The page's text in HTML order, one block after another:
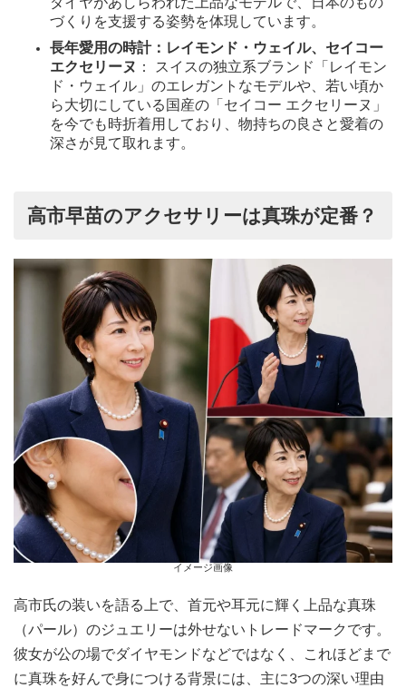
ダイヤがあしらわれた上品なモデルで、日本のもの
づくりを支援する姿勢を体現しています。
長年愛用の時計：レイモンド・ウェイル、セイコー
エクセリーヌ ： スイスの独立系ブランド「レイモン
ド・ウェイル」のエレガントなモデルや、若い頃か
ら大切にしている国産の「セイコー エクセリーヌ」
を今でも時折着用しており、物持ちの良さと愛着の
深さが見て取れます。
高市早苗のアクセサリーは真珠が定番？
イメージ画像
高市氏の装いを語る上で、首元や耳元に輝く上品な真珠
（パール）のジュエリーは外せないトレードマークです。
彼女が公の場でダイヤモンドなどではなく、これほどまで
に真珠を好んで身につける背景には、主に3つの深い理由